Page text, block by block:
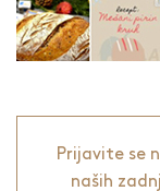
Prijavite se
naših